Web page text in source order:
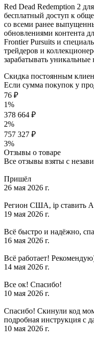
Red Dead Redemption 2
бесплатный доступ к
со всеми ранее
обновлениями контента
Frontier Pursuits и
трейдеров и
зарабатывать уникальные
Скидка постоянным
Если сумма покупок у
76 ₽
1%
378 664 ₽
2%
757 327 ₽
3%
Отзывы о товаре
Все отзывы взяты с
Пришёл
26 мая 2026 г.
Регион США, ip ставить
19 мая 2026 г.
Всё быстро и надёжно,
16 мая 2026 г.
Всё работает!
14 мая 2026 г.
Все ок! Спасибо!
10 мая 2026 г.
Спасибо! Скинули код
подробная инструкция с
10 мая 2026 г.